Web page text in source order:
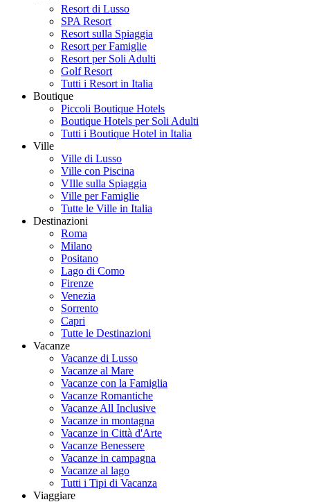
Resort di Lusso
SPA Resort
Resort sulla Spiaggia
Resort per Famiglie
Resort per Soli Adulti
Golf Resort
Tutti i Resort in Italia
Boutique
Piccoli Boutique Hotels
Boutique Hotels per Soli Adulti
Tutti i Boutique Hotel in Italia
Ville
Ville di Lusso
Ville con Piscina
VIlle sulla Spiaggia
Ville per Famiglie
Tutte le Ville in Italia
Destinazioni
Roma
Milano
Positano
Lago di Como
Firenze
Venezia
Sorrento
Capri
Tutte le Destinazioni
Vacanze
Vacanze di Lusso
Vacanze al Mare
Vacanze con la Famiglia
Vacanze Romantiche
Vacanze All Inclusive
Vacanze in montagna
Vacanze in Città d'Arte
Vacanze Benessere
Vacanze in campagna
Vacanze al lago
Tutti i Tipi di Vacanza
Viaggiare